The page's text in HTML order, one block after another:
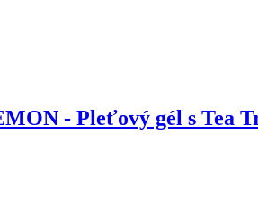
- Pleťový gél s Tea